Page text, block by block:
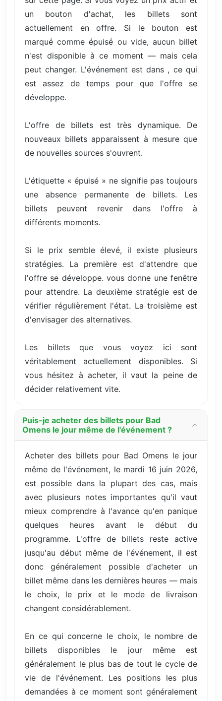
un bouton d'achat, les billets sont
actuellement en offre. Si le bouton est
marqué comme épuisé ou vide, aucun billet
n'est disponible à ce moment — mais cela
peut changer. L'événement est dans , ce qui
est assez de temps pour que l'offre se
développe.
L'offre de billets est très dynamique. De
nouveaux billets apparaissent à mesure que
de nouvelles sources s'ouvrent.
L'étiquette « épuisé » ne signifie pas toujours
une absence permanente de billets. Les
billets peuvent revenir dans l'offre à
différents moments.
Si le prix semble élevé, il existe plusieurs
stratégies. La première est d'attendre que
l'offre se développe. vous donne une fenêtre
pour attendre. La deuxième stratégie est de
vérifier régulièrement l'état. La troisième est
d'envisager des alternatives.
Les billets que vous voyez ici sont
véritablement actuellement disponibles. Si
vous hésitez à acheter, il vaut la peine de
décider relativement vite.
Puis-je acheter des billets pour Bad
Omens le jour même de l'événement ?
Acheter des billets pour Bad Omens le jour
même de l'événement, le mardi 16 juin 2026,
est possible dans la plupart des cas, mais
avec plusieurs notes importantes qu'il vaut
mieux comprendre à l'avance qu'en panique
quelques heures avant le début du
programme. L'offre de billets reste active
jusqu'au début même de l'événement, il est
donc généralement possible d'acheter un
billet même dans les dernières heures — mais
le choix, le prix et le mode de livraison
changent considérablement.
En ce qui concerne le choix, le nombre de
billets disponibles le jour même est
généralement le plus bas de tout le cycle de
vie de l'événement. Les positions les plus
demandées à ce moment sont généralement